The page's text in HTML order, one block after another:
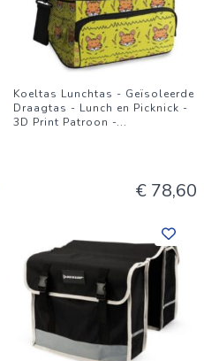
Koeltas Lunchtas - Geïsoleerde
Draagtas - Lunch en Picknick -
3D Print Patroon -...
€ 78,60